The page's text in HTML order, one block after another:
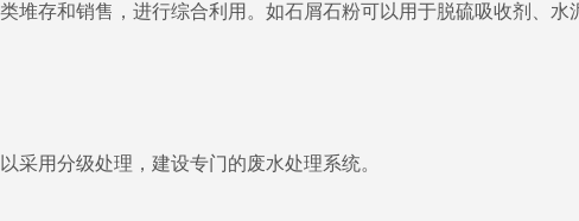
存和销售，进行综合利用。如石屑石粉可以用于脱硫吸收剂、水
用分级处理，建设专门的废水处理系统。